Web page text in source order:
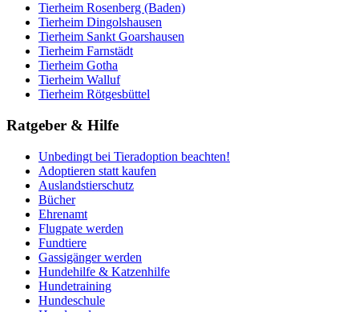
Tierheim Rosenberg (Baden)
Tierheim Dingolshausen
Tierheim Sankt Goarshausen
Tierheim Farnstädt
Tierheim Gotha
Tierheim Walluf
Tierheim Rötgesbüttel
Ratgeber & Hilfe
Unbedingt bei Tieradoption beachten!
Adoptieren statt kaufen
Auslandstierschutz
Bücher
Ehrenamt
Flugpate werden
Fundtiere
Gassigänger werden
Hundehilfe & Katzenhilfe
Hundetraining
Hundeschule